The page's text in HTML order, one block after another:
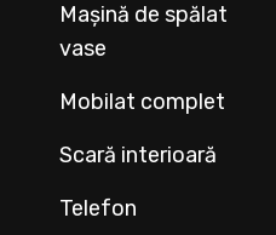
Mașină de spălat
vase
Mobilat complet
Scară interioară
Telefon